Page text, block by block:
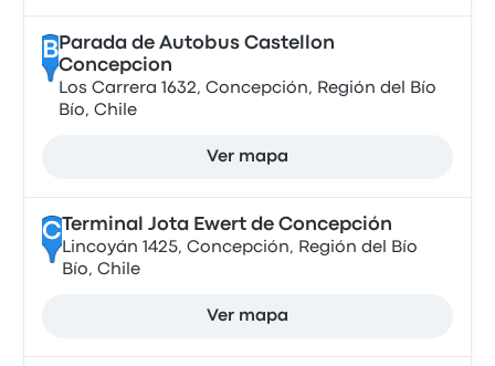
B Parada de Autobus Castellon
Concepcion
Los Carrera 1632, Concepción, Región del Bío
Bío, Chile
Ver mapa
CTerminal Jota Ewert de Concepción
Lincoyán 1425, Concepción, Región del Bío
Bío, Chile
Ver mapa